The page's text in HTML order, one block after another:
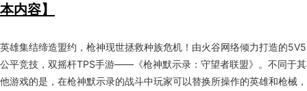
本内容】
英雄集结缔造盟约，枪神现世拯救种族危机！由火谷网络倾力打造的5V5
公平竞技，双摇杆TPS手游——《枪神默示录：守望者联盟》。不同于其
他游戏的是，在枪神默示录的战斗中玩家可以替换所操作的英雄和枪械，